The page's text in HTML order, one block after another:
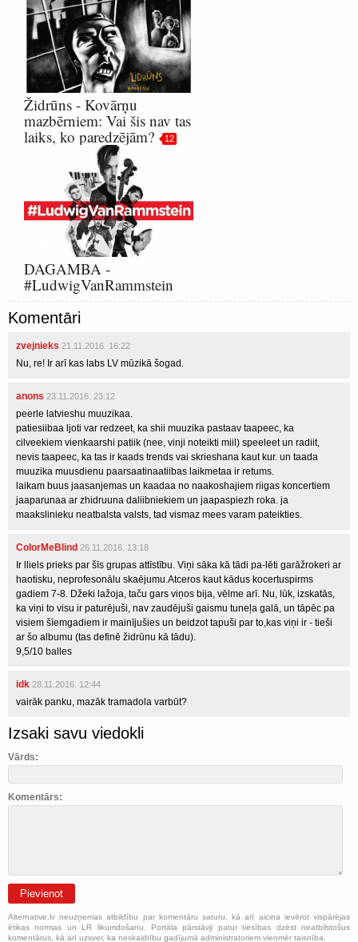
Židrūns - Kovārņu
mazbērniem: Vai šis nav tas
laiks, ko paredzējām?
12
DAGAMBA -
#LudwigVanRammstein
Komentāri
zvejnieks 21.11.2016. 16:22
Nu, re! Ir arī kas labs LV mūzikā šogad.
anons 23.11.2016. 23:12
peerle latvieshu muuzikaa.
patiesiibaa ljoti var redzeet, ka shii muuzika pastaav taapeec, ka
cilveekiem vienkaarshi patiik (nee, vinji noteikti miil) speeleet un radiit,
nevis taapeec, ka tas ir kaads trends vai skrieshana kaut kur. un taada
muuzika muusdienu paarsaatinaatiibas laikmetaa ir retums.
laikam buus jaasanjemas un kaadaa no naakoshajiem riigas koncertiem
jaaparunaa ar zhidruuna daliibniekiem un jaapaspiezh roka. ja
maakslinieku neatbalsta valsts, tad vismaz mees varam pateikties.
ColorMeBlind 26.11.2016. 13:18
Ir lliels prieks par šīs grupas attīstību. Viņi sāka kā tādi pa-lēti garāžrokeri ar
haotisku, neprofesonālu skaējumu.Atceros kaut kādus kocertuspirms
gadiem 7-8. Džeki lažoja, taču gars viņos bija, vēlme arī. Nu, lūk, izskatās,
ka viņi to visu ir paturējuši, nav zaudējuši gaismu tuneļa galā, un tāpēc pa
visiem šīemgadiem ir mainījušies un beidzot tapuši par to,kas viņi ir - tieši
ar šo albumu (tas definē židrūnu kā tādu).
9,5/10 balles
idk 28.11.2016. 12:44
vairāk panku, mazāk tramadola varbūt?
Izsaki savu viedokli
Vārds:
Komentārs:
Pievienot
Alternative.lv neuzņemas atbildību par komentāru saturu, kā arī aicina ievērot vispārējas
ētikas normas un LR likumdošanu. Portāla pārstāvji patur tiesības dzēst neatbilstošus
komentārus, kā arī uzsver, ka neskaidrību gadījumā administratoriem vienmēr taisnība.